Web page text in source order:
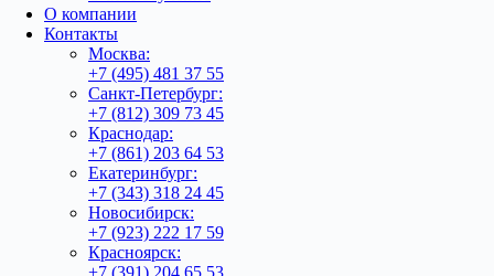
О компании
Контакты
Москва:
+7 (495) 481 37 55
Санкт-Петербург:
+7 (812) 309 73 45
Краснодар:
+7 (861) 203 64 53
Екатеринбург:
+7 (343) 318 24 45
Новосибирск:
+7 (923) 222 17 59
Красноярск:
+7 (391) 204 65 53